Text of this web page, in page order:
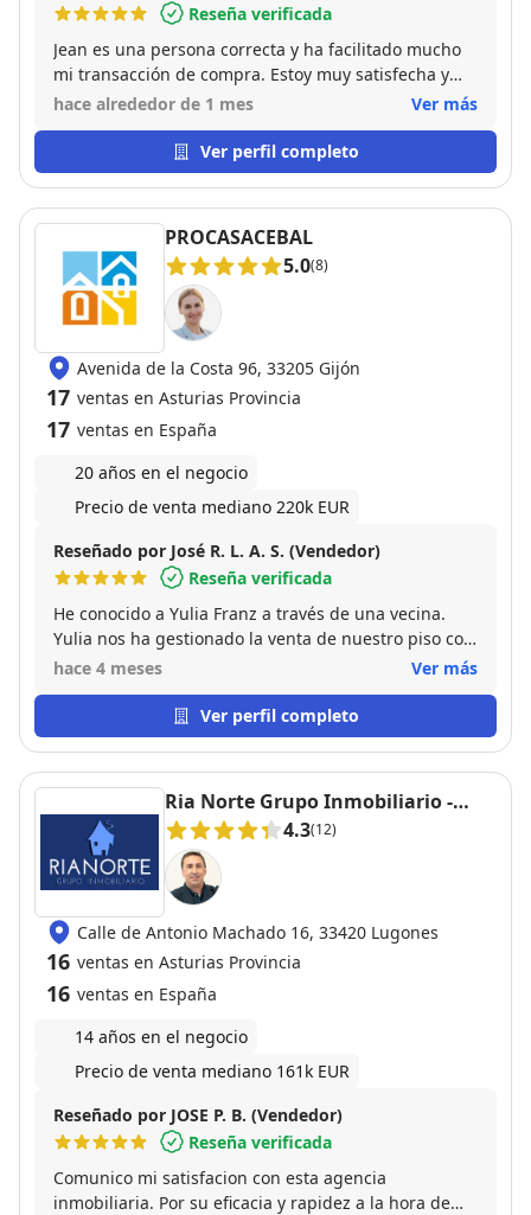
Reseña verificada
Jean es una persona correcta y ha facilitado mucho
mi transacción de compra. Estoy muy satisfecha y
recomiendo a este gran profesional.
hace alrededor de 1 mes Ver más
Ver perfil completo
PROCASACEBAL
5.0(8)
Avenida de la Costa 96, 33205 Gijón
17 ventas en Asturias Provincia
17 ventas en España
20 años en el negocio
Precio de venta mediano 220k EUR
Reseñado por José R. L. A. S. (Vendedor)
Reseña verificada
He conocido a Yulia Franz a través de una vecina.
Yulia nos ha gestionado la venta de nuestro piso con
la mayor profesionalidad, interés, responsabilidad y
precisó bastante más gestiones que una venta
nacional. Todo ha sido resuelto profesionálmente.
hace 4 meses Ver más
Ver perfil completo
Ria Norte Grupo Inmobiliario -
Oviedo - Lugones
4.3(12)
Calle de Antonio Machado 16, 33420 Lugones
16 ventas en Asturias Provincia
16 ventas en España
14 años en el negocio
Precio de venta mediano 161k EUR
Reseñado por JOSE P. B. (Vendedor)
Reseña verificada
Comunico mi satisfacion con esta agencia
inmobiliaria. Por su eficacia y rapidez a la hora de